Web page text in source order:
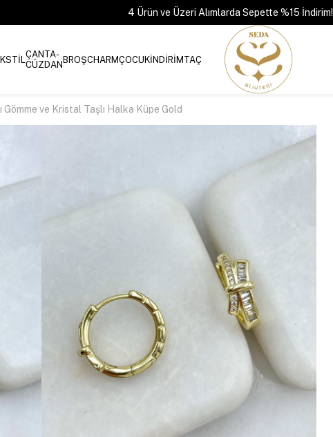
4 Ürün ve Üzeri Alımlarda Sepette %15 İndirim!
ÇANTA-
CÜZDANBROŞCHARMÇOCUKİNDİRİMTAÇ
Gömme ve Kristal Taşlı Halka Küpe Gold